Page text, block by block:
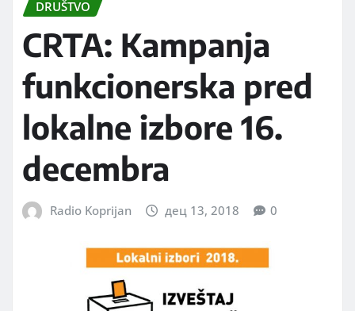
DRUŠTVO
CRTA: Kampanja
funkcionerska pred
lokalne izbore 16.
decembra
Radio Koprijan дец 13, 2018 0